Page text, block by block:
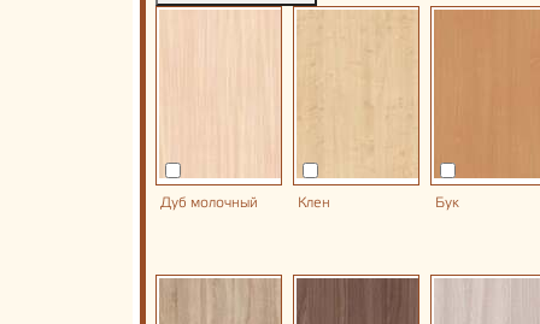
Дуб молочный Клен Бук